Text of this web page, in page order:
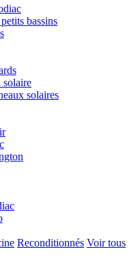
bassins
solaire
solaires
Reconditionnés Voir tous